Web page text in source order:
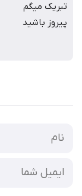
تبریک میگم
پیروز باشید